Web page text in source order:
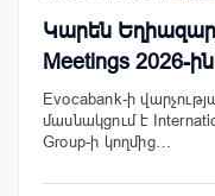
Կարեն
Meetings 2026-ին
Evocabank-ի
մասնակցում է
Group-ի կողմից…